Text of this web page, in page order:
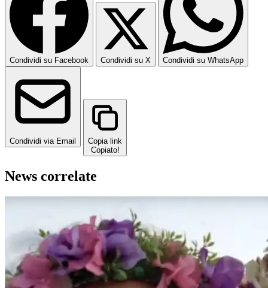
Condividi su Facebook Condividi su X Condividi su WhatsApp
Condividi via Email
Copia link
Copiato!
News correlate